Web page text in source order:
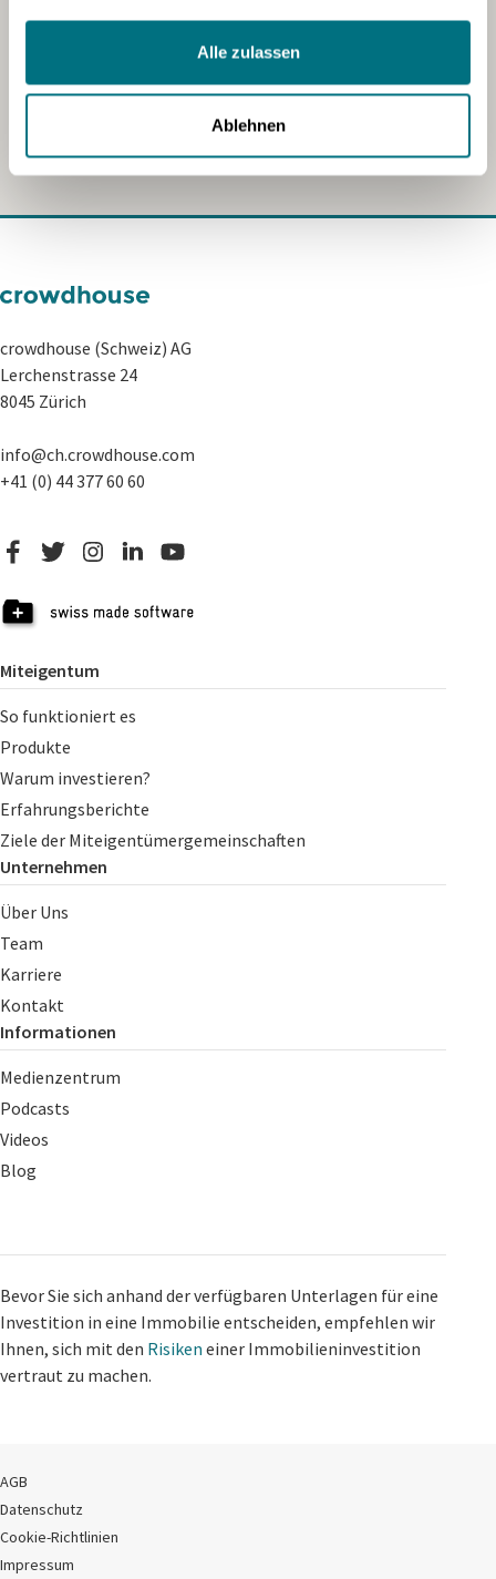
Alle zulassen
Ablehnen
crowdhouse (Schweiz) AG
Lerchenstrasse 24
8045 Zürich
info@ch.crowdhouse.com
+41 (0) 44 377 60 60
Miteigentum
So funktioniert es
Produkte
Warum investieren?
Erfahrungsberichte
Ziele der Miteigentümergemeinschaften
Unternehmen
Über Uns
Team
Karriere
Kontakt
Informationen
Medienzentrum
Podcasts
Videos
Blog
Bevor Sie sich anhand der verfügbaren Unterlagen für eine
Investition in eine Immobilie entscheiden, empfehlen wir
Ihnen, sich mit den Risiken einer Immobilieninvestition
vertraut zu machen.
AGB
Datenschutz
Cookie-Richtlinien
Impressum